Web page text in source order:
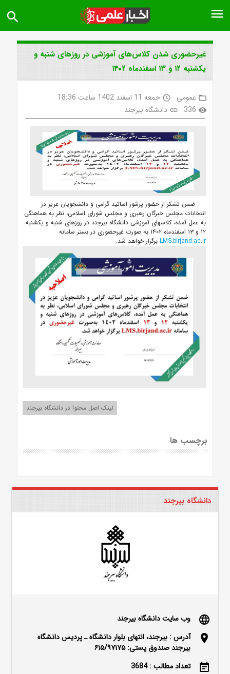
menu
search
غیرحضوری شدن کلاس‌های آموزشی در روزهای شنبه و
یکشنبه ۱۲ و ۱۳ اسفندماه ۱۴۰۲
folder_open عمومی access_time جمعه 11 اسفند 1402 ساعت 18:36
visibility
336
link دانشگاه بیرجند
ضمن تشکر از حضور پرشور اساتید گرامی و دانشجویان عزیز در
انتخابات مجلس خبرگان رهبری و مجلس شورای اسلامی، نظر به هماهنگی
به عمل آمده، کلاسهای آموزشی دانشگاه بیرجند در روزهای شنبه و یکشنبه
۱۲ و ۱۳ اسفندماه ۱۴۰۲ به صورت غیرحضوری در بستر سامانه
LMS.birjand.ac.ir برگزار خواهد شد.
لینک اصل محتوا در دانشگاه بیرجند
برچسب ها
دانشگاه بیرجند
language وب سایت دانشگاه بیرجند
location_on
آدرس : بیرجند، انتهای بلوار دانشگاه ـ پردیس دانشگاه
بیرجند صندوق پستی: ۶۱۵/۹۷۱۷۵
event_note تعداد مطالب : 3684